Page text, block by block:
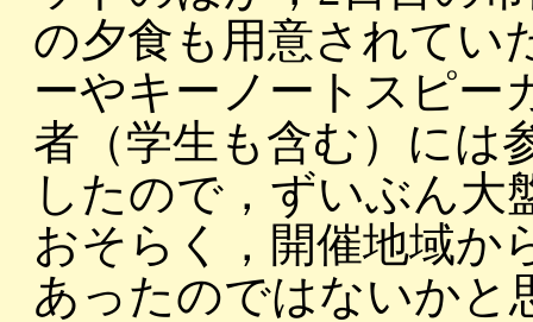
の夕食も用意されてい
ーやキーノートスピー
者（学生も含む）には
したので，ずいぶん大
おそらく，開催地域か
あったのではないかと